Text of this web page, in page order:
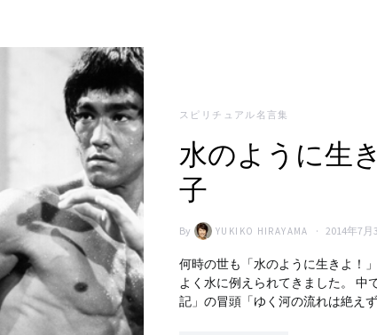
スピリチュアル名言集
水のように生
子
By YUKIKO HIRAYAMA 2014年7月
何時の世も「水のように生きよ！
よく水に例えられてきました。 中
記」の冒頭「ゆく河の流れは絶え